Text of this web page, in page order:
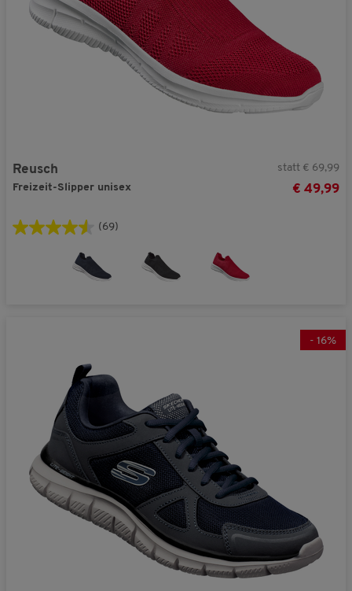
Reusch
Freizeit-Slipper unisex
statt € 69,99
€ 49,99
(69)
- 16%